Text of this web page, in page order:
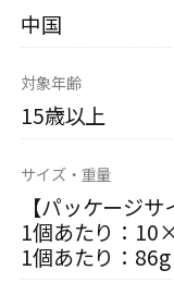
中国
対象年齢
15歳以上
サイズ・重量
【パッケージサ
1個あたり：
1個あたり：86g